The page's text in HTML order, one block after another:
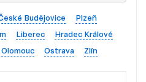
Budějovice
Plzeň
Liberec
Hradec Králové
Olomouc Ostrava Zlín